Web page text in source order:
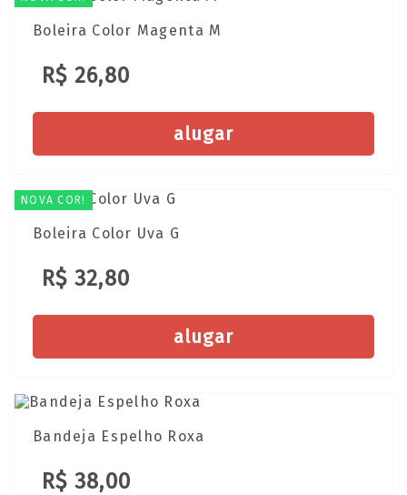
Boleira Color Magenta M
R$ 26,80
alugar
NOVA COR!
Boleira Color Uva G
R$ 32,80
alugar
Bandeja Espelho Roxa
R$ 38,00